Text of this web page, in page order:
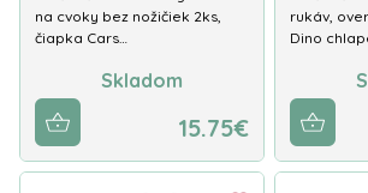
na cvoky bez nožičiek 2ks,
čiapka Cars…
Skladom
15.75€
rukáv,
Dino